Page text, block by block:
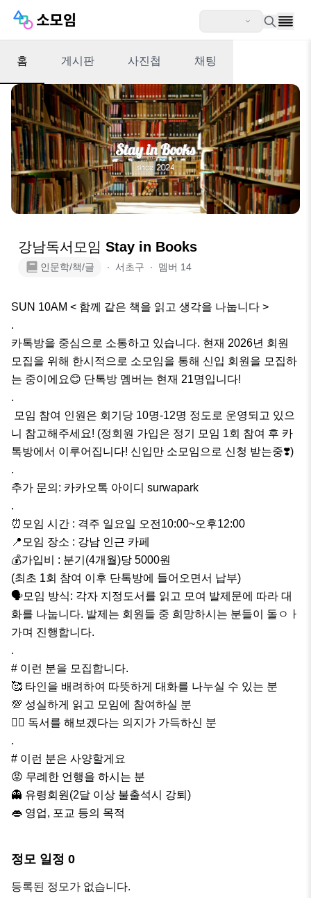
홈 게시판 사진첩 채팅
강남독서모임 Stay in Books
인문학/책/글 ∙ 서초구 ∙ 멤버 14
SUN 10AM < 함께 같은 책을 읽고 생각을 나눕니다 >
.
카톡방을 중심으로 소통하고 있습니다. 현재 2026년 회원
모집을 위해 한시적으로 소모임을 통해 신입 회원을 모집하
는 중이에요😊 단톡방 멤버는 현재 21명입니다!
.
니 참고해주세요! (정회원 가입은 정기 모임 1회 참여 후 카
톡방에서 이루어집니다! 신입만 소모임으로 신청 받는중❣️)
.
추가 문의: 카카오톡 아이디 surwapark
.
⏰모임 시간 : 격주 일요일 오전10:00~오후12:00
📍모임 장소 : 강남 인근 카페
💰가입비 : 분기(4개월)당 5000원
(최초 1회 참여 이후 단톡방에 들어오면서 납부)
🗣모임 방식: 각자 지정도서를 읽고 모여 발제문에 따라 대
화를 나눕니다. 발제는 회원들 중 희망하시는 분들이 돌ㅇㅏ
가며 진행합니다.
.
# 이런 분을 모집합니다.
🥰 타인을 배려하여 따뜻하게 대화를 나누실 수 있는 분
💯 성실하게 읽고 모임에 참여하실 분
❤️‍🔥 독서를 해보겠다는 의지가 가득하신 분
.
# 이런 분은 사양할게요
😡 무례한 언행을 하시는 분
👻 유령회원(2달 이상 불출석시 강퇴)
👄 영업, 포교 등의 목적
정모 일정 0
등록된 정모가 없습니다.